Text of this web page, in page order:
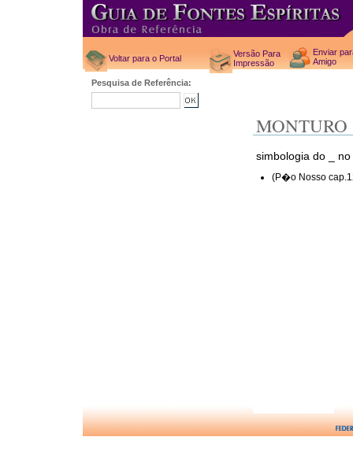
Voltar para o Portal
Versão Para
Impressão
Enviar
Amigo
Pesquisa de Referência:
MONTURO
simbologia do _
(P�o Nosso